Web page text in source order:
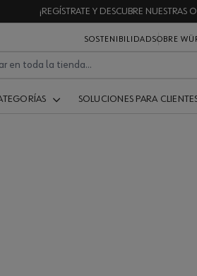
¡REGÍSTRATE Y DESCUBRE NUESTRAS
SOSTENIBILIDADSOBRE
SOLUCIONES PARA